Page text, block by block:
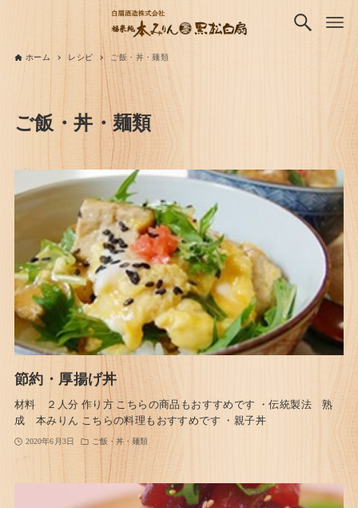
ホーム レシピ ご飯・丼・麺類
ご飯・丼・麺類
節約・厚揚げ丼
材料 ２人分 作り方 こちらの商品もおすすめです ・伝統製法 熟
成 本みりん こちらの料理もおすすめです ・親子丼
2020年6月3日 ご飯・丼・麺類